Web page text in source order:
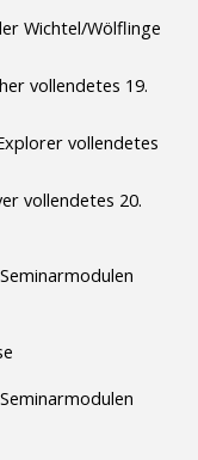
Wichtel/Wölflinge
vollendetes 19.
vollendetes
vollendetes 20.